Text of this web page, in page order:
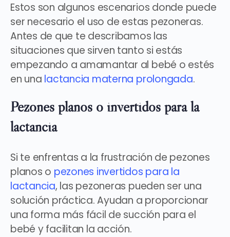
Estos son algunos escenarios donde puede
ser necesario el uso de estas pezoneras.
Antes de que te describamos las
situaciones que sirven tanto si estás
empezando a amamantar al bebé o estés
en una lactancia materna prolongada.
Pezones planos o invertidos para la
lactancia
Si te enfrentas a la frustración de pezones
planos o pezones invertidos para la
lactancia, las pezoneras pueden ser una
solución práctica. Ayudan a proporcionar
una forma más fácil de succión para el
bebé y facilitan la acción.